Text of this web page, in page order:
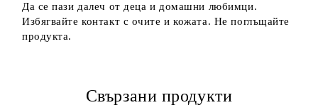
Да се пази далеч от деца и домашни любимци.
Избягвайте контакт с очите и кожата. Не поглъщайте
продукта.
Свързани продукти